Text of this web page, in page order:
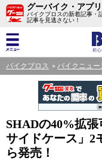
グーバイク・アプリ
バイクブロスの新着記事・
記事を見逃さない！
バイクブロス バイクニュー
SHADの40%拡
サイドケース」2
ら発売！